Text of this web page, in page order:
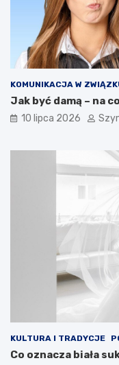
KOMUNIKACJA W
Jak być damą – na
10 lipca 2026
KULTURA I TRADYCJE
Co oznacza biała